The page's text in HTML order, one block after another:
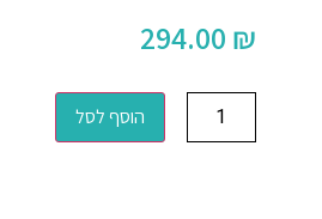
294.00 ₪
הוסף לסל